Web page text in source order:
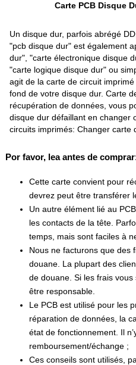
Carte PCB Disque
Un disque dur, parfois abrégé
"pcb disque dur" est également
dur", "carte électronique disque
"carte logique disque dur" ou
agit de la carte de circuit
fond de votre disque dur. Carte
récupération de données, vous
disque dur défaillant en changer
circuits imprimés: Changer carte
Por favor, lea antes de
Cette carte convient pour
devrez peut être transférer
Un autre élément lié au
les contacts de la tête.
temps, mais sont faciles à
Nous ne facturons que des
douane. La plupart des
de douane. Si les frais
être responsable.
Le PCB est utilisé pour les
réparation de données, la
état de fonctionnement. Il
remboursement/échange ;
Ces conseils sont utilisés,